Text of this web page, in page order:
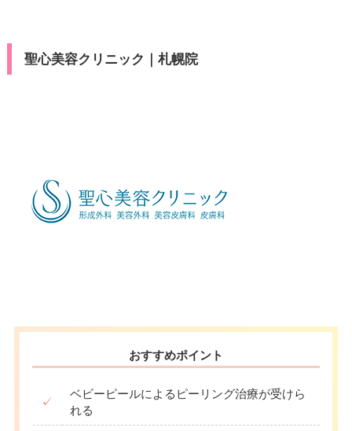
聖心美容クリニック｜札幌院
おすすめポイント
✓
ベビーピールによるピーリング治療が受けら
れる